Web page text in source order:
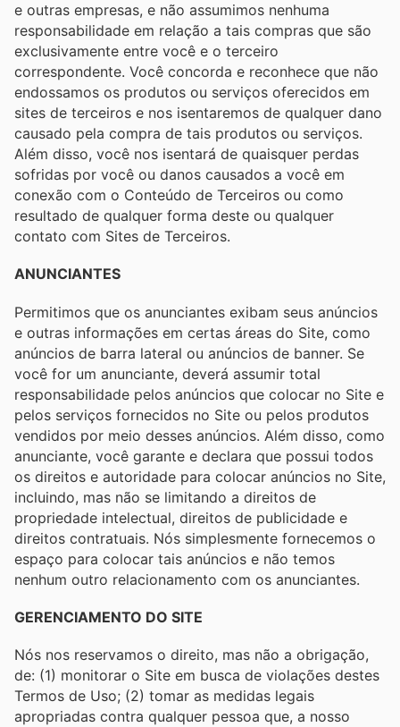
e outras empresas, e não assumimos nenhuma
responsabilidade em relação a tais compras que são
exclusivamente entre você e o terceiro
correspondente. Você concorda e reconhece que não
endossamos os produtos ou serviços oferecidos em
sites de terceiros e nos isentaremos de qualquer dano
causado pela compra de tais produtos ou serviços.
Além disso, você nos isentará de quaisquer perdas
sofridas por você ou danos causados ​​a você em
conexão com o Conteúdo de Terceiros ou como
resultado de qualquer forma deste ou qualquer
contato com Sites de Terceiros.
ANUNCIANTES
Permitimos que os anunciantes exibam seus anúncios
e outras informações em certas áreas do Site, como
anúncios de barra lateral ou anúncios de banner. Se
você for um anunciante, deverá assumir total
responsabilidade pelos anúncios que colocar no Site e
pelos serviços fornecidos no Site ou pelos produtos
vendidos por meio desses anúncios. Além disso, como
anunciante, você garante e declara que possui todos
os direitos e autoridade para colocar anúncios no Site,
incluindo, mas não se limitando a direitos de
propriedade intelectual, direitos de publicidade e
direitos contratuais. Nós simplesmente fornecemos o
espaço para colocar tais anúncios e não temos
nenhum outro relacionamento com os anunciantes.
GERENCIAMENTO DO SITE
Nós nos reservamos o direito, mas não a obrigação,
de: (1) monitorar o Site em busca de violações destes
Termos de Uso; (2) tomar as medidas legais
apropriadas contra qualquer pessoa que, a nosso